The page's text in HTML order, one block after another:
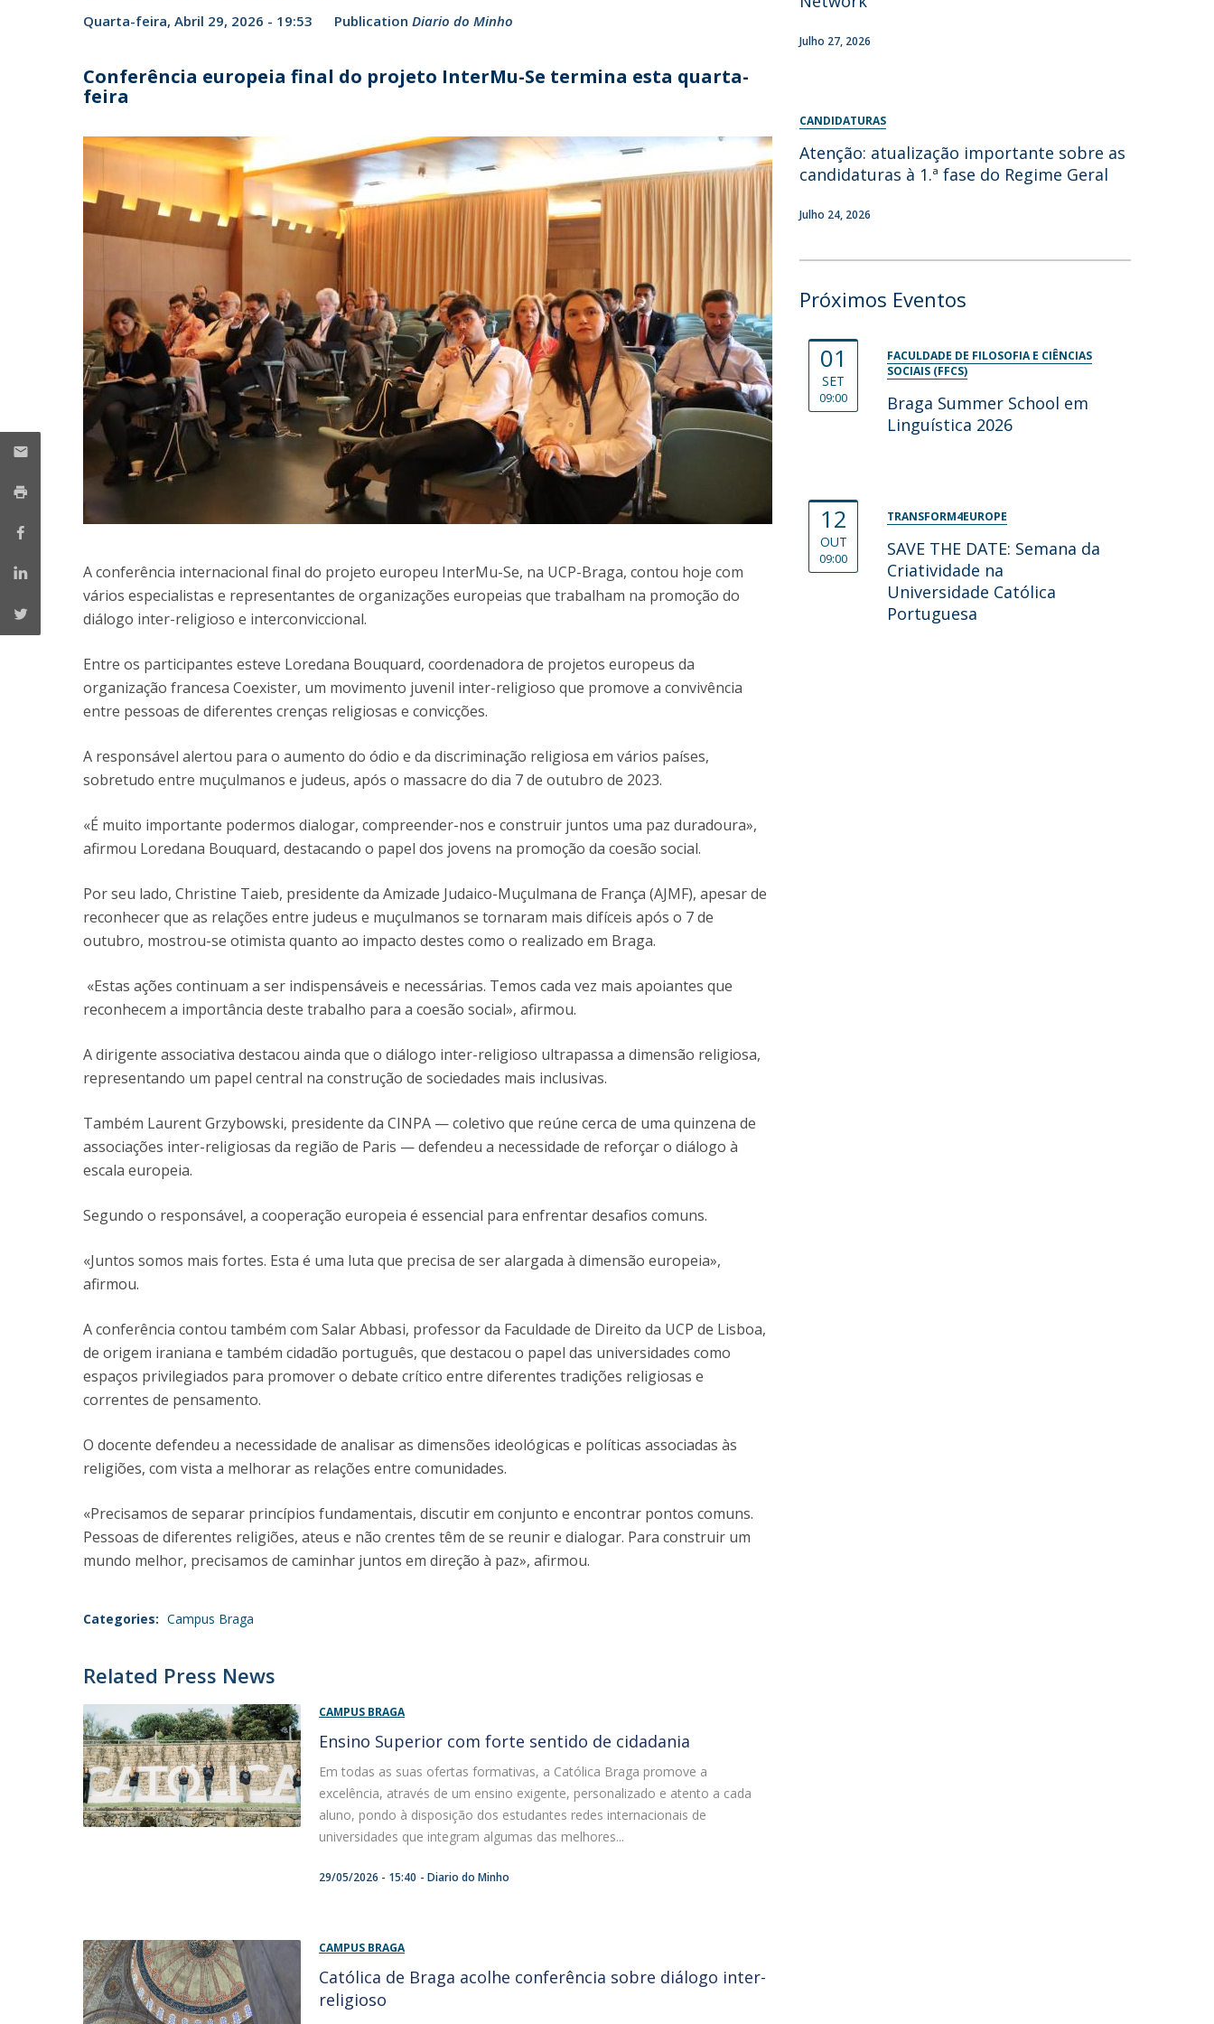
Porquê escolher um Mestrado na FFCS?
Alunos Internacionais
Prémio de Mérito
Católica Braga Executive Academy
Programas
Informações globais
Provedorias
Diretório de Contactos
Quarta-feira, Abril 29, 2026 - 19:53 Publication Diario do Minho
Conferência europeia final do projeto InterMu-Se termina esta quarta-
feira
A conferência internacional final do projeto europeu InterMu-Se, na UCP-Braga, contou hoje com
vários especialistas e representantes de organizações europeias que trabalham na promoção do
diálogo inter-religioso e interconviccional.
Entre os participantes esteve Loredana Bouquard, coordenadora de projetos europeus da
organização francesa Coexister, um movimento juvenil inter-religioso que promove a convivência
entre pessoas de diferentes crenças religiosas e convicções.
A responsável alertou para o aumento do ódio e da discriminação religiosa em vários países,
sobretudo entre muçulmanos e judeus, após o massacre do dia 7 de outubro de 2023.
«É muito importante podermos dialogar, compreender-nos e construir juntos uma paz duradoura»,
afirmou Loredana Bouquard, destacando o papel dos jovens na promoção da coesão social.
Por seu lado, Christine Taieb, presidente da Amizade Judaico-Muçulmana de França (AJMF), apesar de
reconhecer que as relações entre judeus e muçulmanos se tornaram mais difíceis após o 7 de
outubro, mostrou-se otimista quanto ao impacto destes como o realizado em Braga.
«Estas ações continuam a ser indispensáveis e necessárias. Temos cada vez mais apoiantes que
reconhecem a importância deste trabalho para a coesão social», afirmou.
A dirigente associativa destacou ainda que o diálogo inter-religioso ultrapassa a dimensão religiosa,
representando um papel central na construção de sociedades mais inclusivas.
Também Laurent Grzybowski, presidente da CINPA — coletivo que reúne cerca de uma quinzena de
associações inter-religiosas da região de Paris — defendeu a necessidade de reforçar o diálogo à
escala europeia.
Segundo o responsável, a cooperação europeia é essencial para enfrentar desafios comuns.
«Juntos somos mais fortes. Esta é uma luta que precisa de ser alargada à dimensão europeia»,
afirmou.
A conferência contou também com Salar Abbasi, professor da Faculdade de Direito da UCP de Lisboa,
de origem iraniana e também cidadão português, que destacou o papel das universidades como
espaços privilegiados para promover o debate crítico entre diferentes tradições religiosas e
correntes de pensamento.
O docente defendeu a necessidade de analisar as dimensões ideológicas e políticas associadas às
religiões, com vista a melhorar as relações entre comunidades.
«Precisamos de separar princípios fundamentais, discutir em conjunto e encontrar pontos comuns.
Pessoas de diferentes religiões, ateus e não crentes têm de se reunir e dialogar. Para construir um
mundo melhor, precisamos de caminhar juntos em direção à paz», afirmou.
Categories: Campus Braga
Related Press News
CAMPUS BRAGA
Ensino Superior com forte sentido de cidadania
Em todas as suas ofertas formativas, a Católica Braga promove a
excelência, através de um ensino exigente, personalizado e atento a cada
aluno, pondo à disposição dos estudantes redes internacionais de
universidades que integram algumas das melhores...
29/05/2026 - 15:40 Diario do Minho
CAMPUS BRAGA
Católica de Braga acolhe conferência sobre diálogo inter-
religioso
Julho 27, 2026
CANDIDATURAS
Atenção: atualização importante sobre as
candidaturas à 1.ª fase do Regime Geral
Julho 24, 2026
Próximos Eventos
01
SET
09:00
FACULDADE DE FILOSOFIA E CIÊNCIAS
SOCIAIS (FFCS)
Braga Summer School em
Linguística 2026
12
OUT
09:00
TRANSFORM4EUROPE
SAVE THE DATE: Semana da
Criatividade na
Universidade Católica
Portuguesa